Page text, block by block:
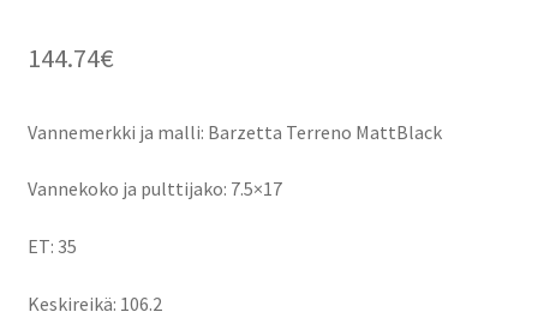
144.74€
Vannemerkki ja malli: Barzetta Terreno MattBlack
Vannekoko ja pulttijako: 7.5×17
ET: 35
Keskireikä: 106.2